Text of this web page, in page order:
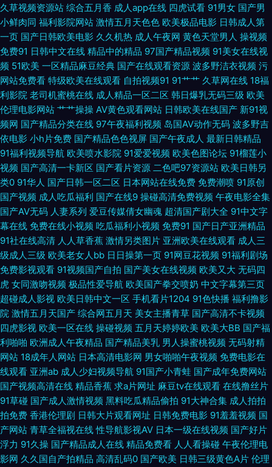
色 91黑丝网站 毛片网站麻豆一二三区 亚洲肏屄在线播放 91国产精品夫妻视
频 国产精品一级久久 蜜桃成人无码精品 婷婷丁香国产精品 91爱豆传媒资源
在线观看 白虎豆花AV 精东A片 欧美一区二区高潮喷水 五月天桃花网 波多野
结衣狠狠干 老师机福利视频 91爱爱官网 91熟女中文字幕 91看片在线 影音先
锋91国产 超碰无码免费 国产熟nv91 密桃成人网址 五月天AV资源大全
91xxcc免费网站入口 91在线资源福利站 韩国伦理片 欧美a∨ 四虎精品国产
地址99 91操插 91宅男网 大香蕉伊人草 日本人妖学aa 亚洲天堂久久色 91免
费看在线 肏屄自拍视频 九七人妻免费视频 欧美做aⅰ视频 在线不卡av小电影
91青娱乐在线视频 黄色91 欧美视频H版 午夜精品人妻二区三区 91大神双飞
美女 91丝袜传媒视频网站 丁香成人色网 久操视频在线免费观看 avtt草草草
91九色网址 1024国产看片基地 91欧美视频一二三 东京热大轮奸 91撸电影
肏屄去干网 精品热99久久 欧洲精品 香蕉超碰人妻AV 91色蝌蚪夫妻视频 东
方在线免费av 老湿影院激情影院 探花导航 91艹逼网 91偷拍网 东京热AV在
线 久久人妻免费视频 三级视频网站在线观看 91大神资源网 91在线性爱影院
国产精品草草草草 内射黑丝女神 五月丁香啪啪 91久久久 操碰人人 黄色网入
久草视频资源站 综合五月香 成人app在线 四虎试看 91男女 国产男
小鲜肉同 福利影院网站 激情五月天色色 欧美极品电影 日韩成人第
一页 国产日韩欧美电影 久久机热 成人午夜网 黄色天堂男人 操视频
免费91 日韩中文在线 精品中的精品 97国产精品视频 91美女在线视
频 51欧美 一区精品麻豆经典 国产在线观看资源 波多野洁衣视频 污
网站免费看 特级欧美在线观看 自拍视频91 91艹艹 久草网在线 18福
利影院 老司机蜜桃在线 成人精品一区二区 韩日爆乳无码三级 欧美
伦理电影网站 艹艹操操 AV黄色观看网站 日韩欧美在线国产 新91视
频网 国产精品分类在线 97午夜福利视频 岛国AV动作无码 波多野吉
依电影 小h片免费 国产精品色色视屏 国产午夜成人 最新日韩精品
91福利视频导航 欧美喷水影院 91爱爱视频 欧美色图论坛 91榴莲小
视频 国产高清一卡新区 国产看片资源 二色吧97资源站 欧美日韩另
类0 91华人 国产日韩一区二区 日本网站在线免费 免费潮喷 91原创
国产视频 成人吃瓜福利 国产在线9 操碰高清免费视频 午夜电影全集
国产AV无码 人妻系列 爱豆传媒倩女幽魂 超清国产剧大全 91中文字
幕在线 免费在线小视频 吃瓜福利小视频 免费91 国产日产亚洲精品
91社在线高清 人人草香蕉 激情另类图片 亚洲欧美在线观看 成人三
级成人三级 欧美老女人bb 日日操第一页 91网豆花视频 91福利剧场
免费影视观看 91视频国产自拍 国产美女在线视频 欧美又大 无码四
虎 女同激吻视频 极品性爱导航 欧美国产拳交喷奶 中文字幕第三页
超碰成人影视 欧美日韩中文一区 手机看片1204 91色快播 福利撸影
院 激情五月天国产 综合网五月天 美女主播青草 国产高清不卡视频
四虎影视 欧美一区在线 操碰视频 五月天婷婷欧美 欧美大BB 国产福
利啪啪 欧洲成人午夜精品 国产精品美乳 男人操蜜桃视频 无码射精
网站 18成年人网站 日本高清电影网 男女啪啪午夜视频 免费电影在
线观看 亚洲ab 成人少妇视频导航 91国产小青蛙 国产成年免费网站
国产视频高清在线 精品香蕉 求a片网址 麻豆tv在线观看 在线撸丝片
91草碰 国产成人激情视频 黑料吃瓜精品偷拍 91大神合集 成人拍拍
拍免费 香港伦理剧 日韩大片观看网址 日韩免费电影 91羞羞视频 国
产网站 青草全福视在线 性导航影视AV 日本一级在线视频 国产好片
浮力 91久操 国产精品成人在线 精品免费看 人人看操碰 午夜伦理电
影网 久久国自产拍精品 高清乱码0 国产欧美 日韩三级黄色A片 伦理